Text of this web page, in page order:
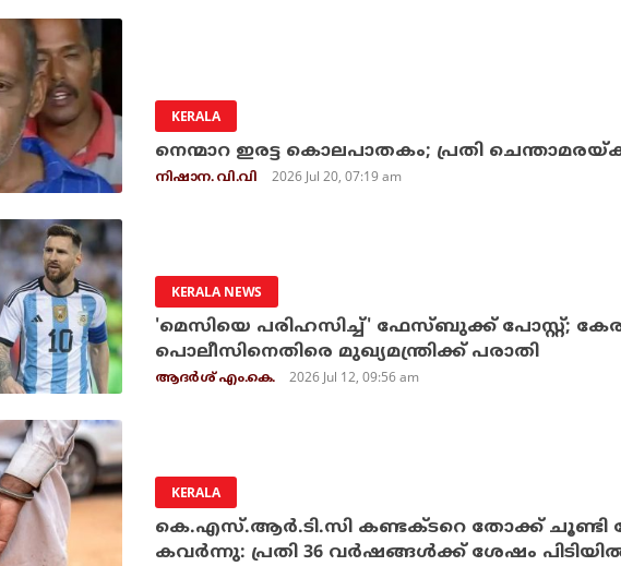
KERALA
നെന്മാറ ഇരട്ട കൊലപാതകം; പ്രതി
നിഷാന. വി.വി 2026 Jul 20, 07:19 am
KERALA NEWS
'മെസിയെ പരിഹസിച്ച്' ഫേസ്ബുക്ക് പോസ്റ്റ്;
പൊലീസിനെതിരെ മുഖ്യമന്ത്രിക്ക് പരാതി
ആദർശ് എം.കെ. 2026 Jul 12, 09:56 am
KERALA
കെ.എസ്.ആര്‍.ടി.സി കണ്ടക്ടറെ തോക്ക് ചൂണ്ടി
കവര്‍ന്നു: പ്രതി 36 വര്‍ഷങ്ങള്‍ക്ക് ശേഷം